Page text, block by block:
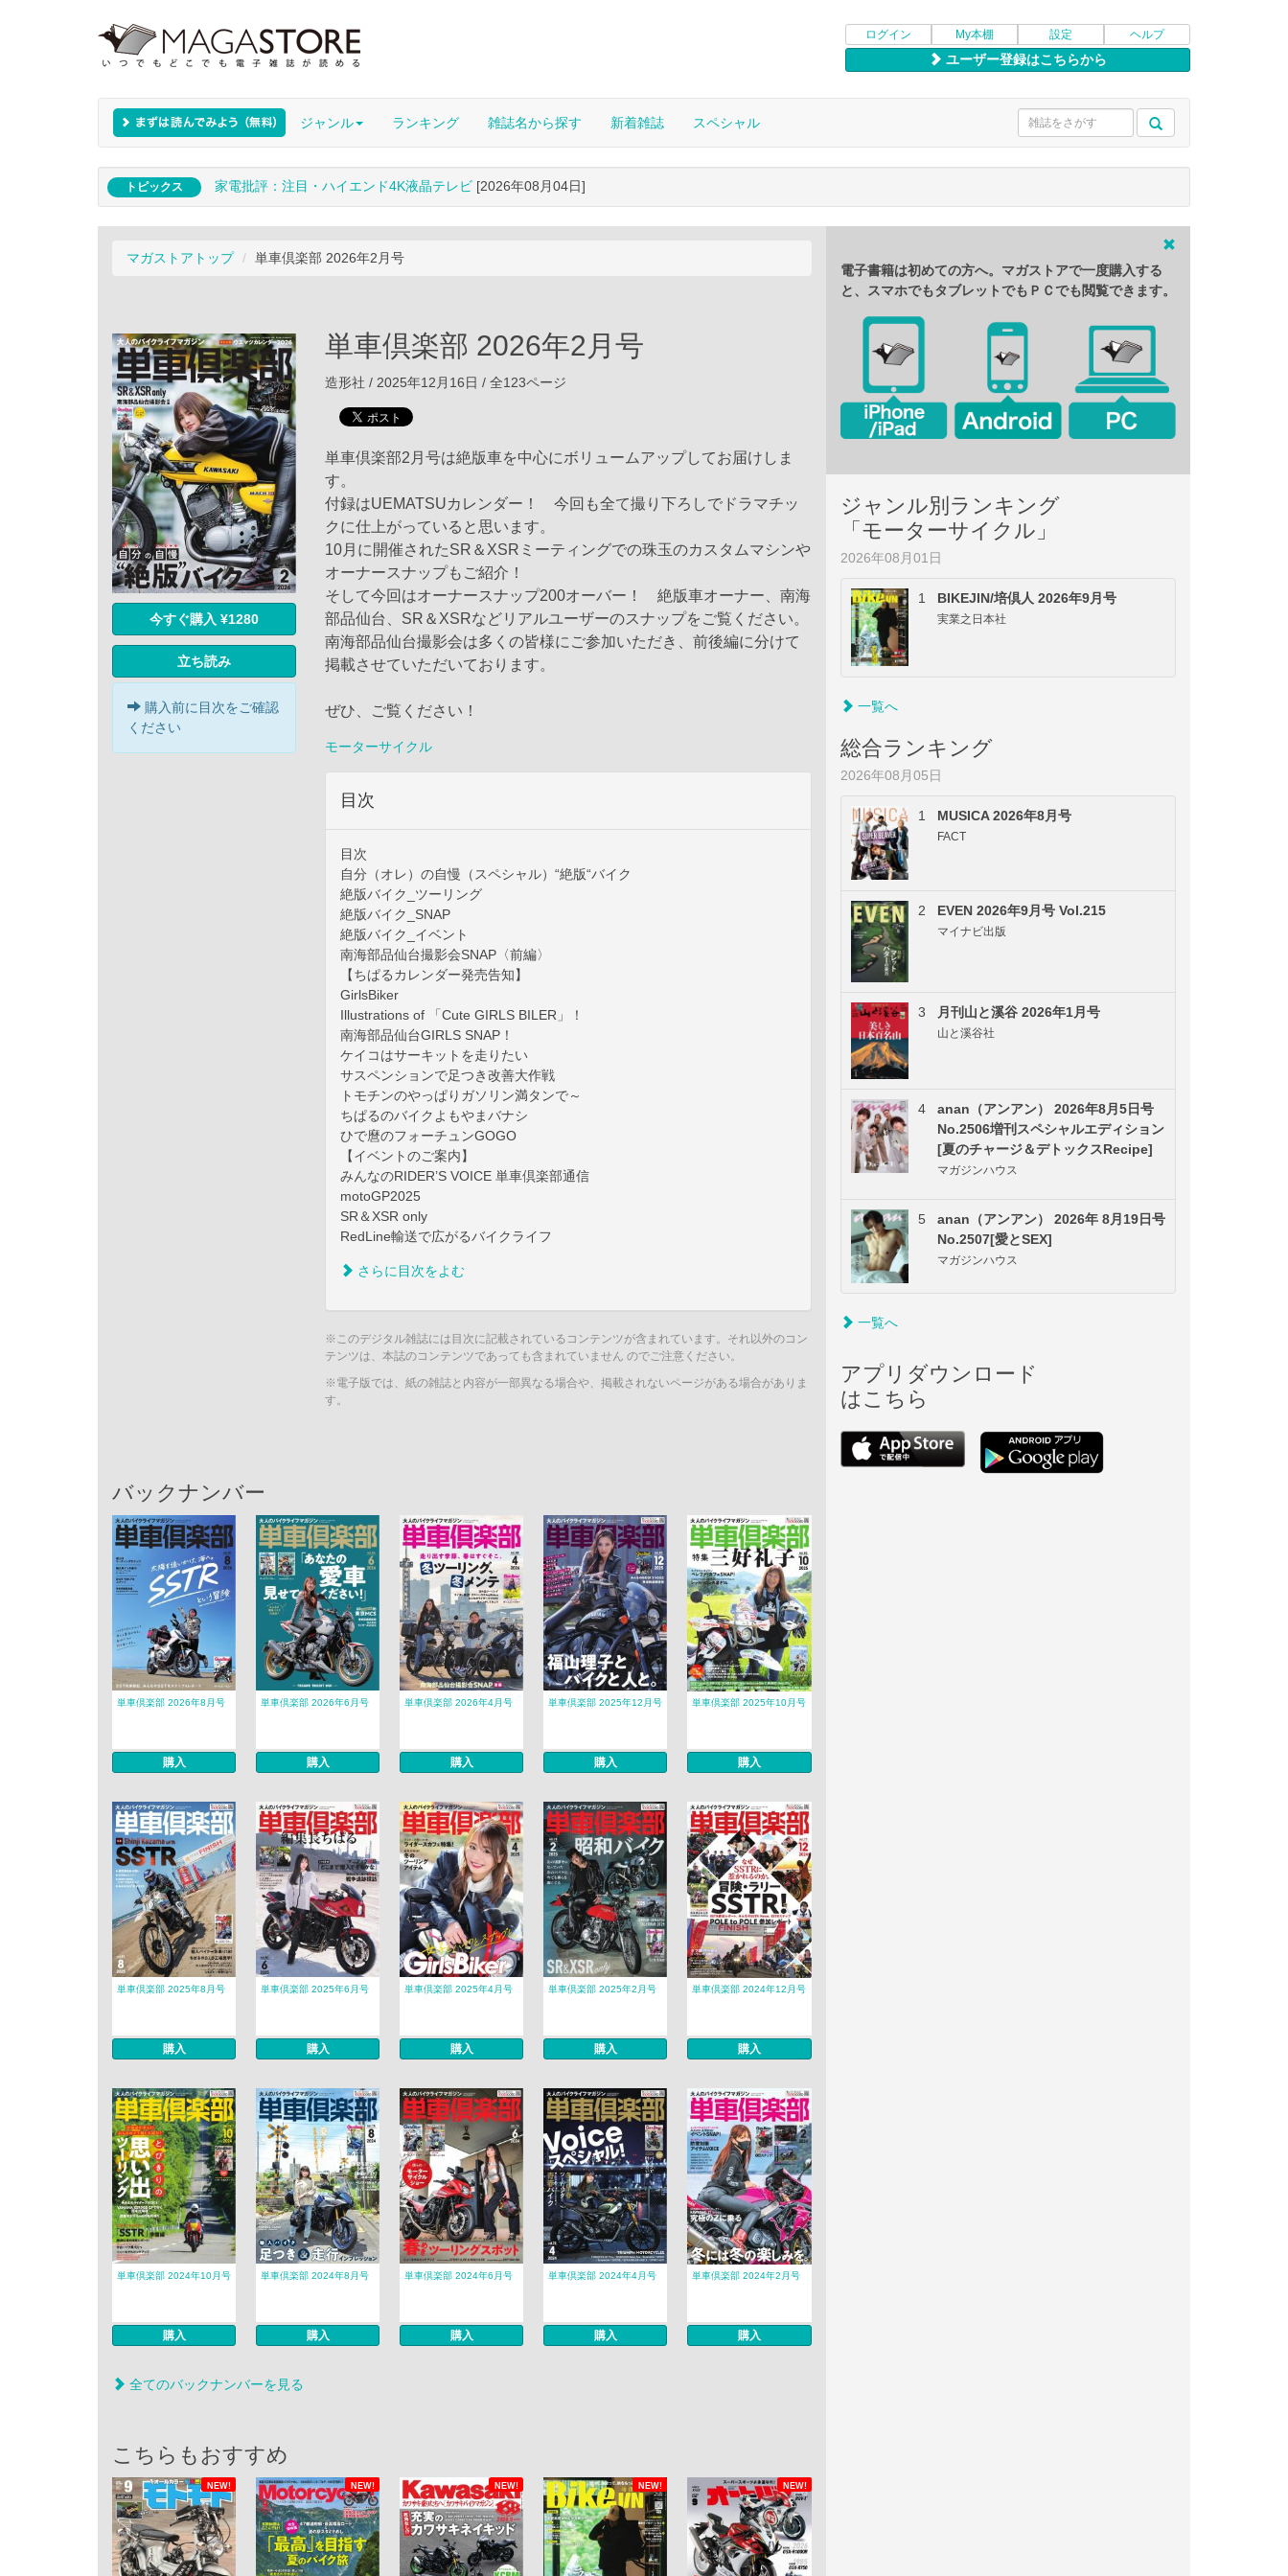
ログイン My本棚 設定 ヘルプ
ユーザー登録はこちらから
ジャンル ランキング 雑誌名から探す 新着雑誌 スペシャル
トピックス 家電批評：注目・ハイエンド4K液晶テレビ [2026年08月04日]
マガストアトップ 単車倶楽部 2026年2月号
今すぐ購入 ¥1280
立ち読み
購入前に目次をご確認
ください
単車倶楽部 2026年2月号
造形社 / 2025年12月16日 / 全123ページ
単車倶楽部2月号は絶版車を中心にボリュームアップしてお届けしま
す。
付録はUEMATSUカレンダー！ 今回も全て撮り下ろしでドラマチッ
クに仕上がっていると思います。
10月に開催されたSR＆XSRミーティングでの珠玉のカスタムマシンや
オーナースナップもご紹介！
そして今回はオーナースナップ200オーバー！ 絶版車オーナー、南海
部品仙台、SR＆XSRなどリアルユーザーのスナップをご覧ください。
南海部品仙台撮影会は多くの皆様にご参加いただき、前後編に分けて
掲載させていただいております。
ぜひ、ご覧ください！
モーターサイクル
目次
目次
自分（オレ）の自慢（スペシャル）“絶版“バイク
絶版バイク_ツーリング
絶版バイク_SNAP
絶版バイク_イベント
南海部品仙台撮影会SNAP〈前編〉
【ちぱるカレンダー発売告知】
GirlsBiker
Illustrations of 「Cute GIRLS BILER」！
南海部品仙台GIRLS SNAP！
ケイコはサーキットを走りたい
サスペンションで足つき改善大作戦
トモチンのやっぱりガソリン満タンで～
ちぱるのバイクよもやまバナシ
ひで麿のフォーチュンGOGO
【イベントのご案内】
みんなのRIDER’S VOICE 単車倶楽部通信
motoGP2025
SR＆XSR only
RedLine輸送で広がるバイクライフ
さらに目次をよむ
※このデジタル雑誌には目次に記載されているコンテンツが含まれています。それ以外のコン
テンツは、本誌のコンテンツであっても含まれていません のでご注意ください。
※電子版では、紙の雑誌と内容が一部異なる場合や、掲載されないページがある場合がありま
す。
バックナンバー
単車倶楽部 2026年8月号
購入
単車倶楽部 2026年6月号
購入
単車倶楽部 2026年4月号
購入
単車倶楽部 2025年12月号
購入
単車倶楽部 2025年10月号
購入
単車倶楽部 2025年8月号
購入
単車倶楽部 2025年6月号
購入
単車倶楽部 2025年4月号
購入
単車倶楽部 2025年2月号
購入
単車倶楽部 2024年12月号
購入
単車倶楽部 2024年10月号
購入
単車倶楽部 2024年8月号
購入
単車倶楽部 2024年6月号
購入
単車倶楽部 2024年4月号
購入
単車倶楽部 2024年2月号
購入
全てのバックナンバーを見る
こちらもおすすめ
NEW! NEW! NEW! NEW! NEW!
電子書籍は初めての方へ。マガストアで一度購入する
と、スマホでもタブレットでもＰＣでも閲覧できます。
ジャンル別ランキング
「モーターサイクル」
2026年08月01日
1 BIKEJIN/培倶人 2026年9月号
実業之日本社
一覧へ
総合ランキング
2026年08月05日
1 MUSICA 2026年8月号
FACT
2 EVEN 2026年9月号 Vol.215
マイナビ出版
3 月刊山と溪谷 2026年1月号
山と溪谷社
4
anan（アンアン） 2026年8月5日号
No.2506増刊スペシャルエディション
[夏のチャージ＆デトックスRecipe]
マガジンハウス
5
anan（アンアン） 2026年 8月19日号
No.2507[愛とSEX]
マガジンハウス
一覧へ
アプリダウンロード
はこちら